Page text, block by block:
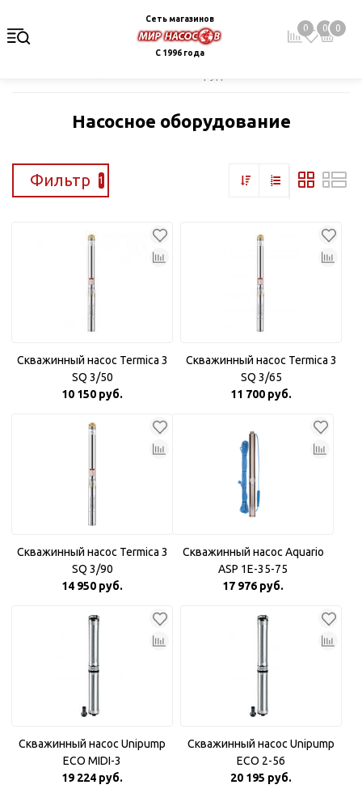
Сеть магазинов
С 1996 года
0 0 0
Насосное оборудование
Фильтр 1
Скважинный насос Termica 3
SQ 3/50
10 150 руб.
Скважинный насос Termica 3
SQ 3/65
11 700 руб.
Скважинный насос Termica 3
SQ 3/90
14 950 руб.
Скважинный насос Aquario
ASP 1E-35-75
17 976 руб.
Скважинный насос Unipump
ECO MIDI-3
19 224 руб.
Скважинный насос Unipump
ECO 2-56
20 195 руб.